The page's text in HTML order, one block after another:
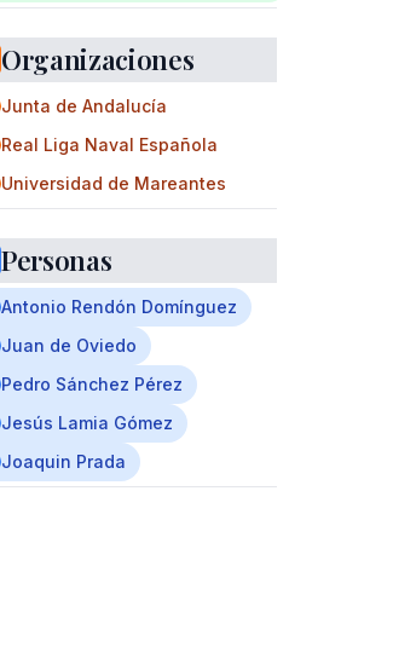
Organizaciones
Junta de Andalucía
Real Liga Naval Española
Universidad de Mareantes
Personas
Antonio Rendón Domínguez
Juan de Oviedo
Pedro Sánchez Pérez
Jesús Lamia Gómez
Joaquin Prada